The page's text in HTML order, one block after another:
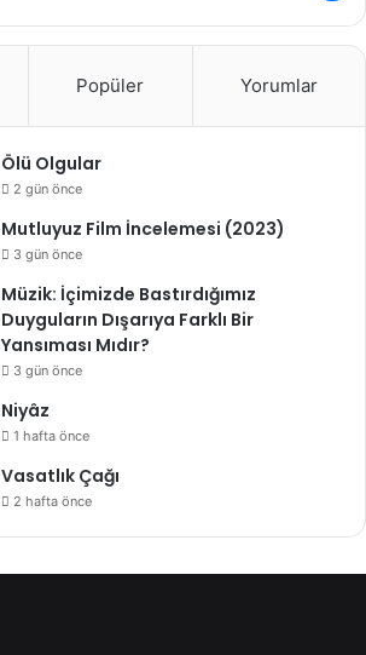
Popüler Yorumlar
Ölü Olgular
2 gün önce
Mutluyuz Film İncelemesi (2023)
3 gün önce
Müzik: İçimizde Bastırdığımız
Duyguların Dışarıya Farklı Bir
Yansıması Mıdır?
3 gün önce
Niyâz
1 hafta önce
Vasatlık Çağı
2 hafta önce